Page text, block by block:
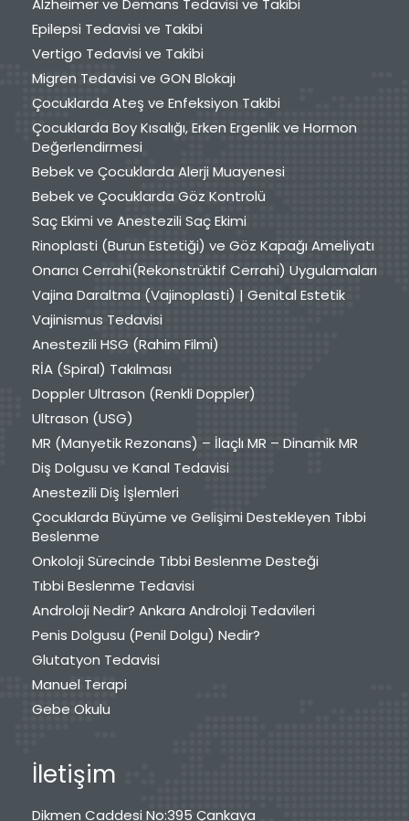
Alzheimer ve Demans Tedavisi ve Takibi
Epilepsi Tedavisi ve Takibi
Vertigo Tedavisi ve Takibi
Migren Tedavisi ve GON Blokajı
Çocuklarda Ateş ve Enfeksiyon Takibi
Çocuklarda Boy Kısalığı, Erken Ergenlik ve Hormon
Değerlendirmesi
Bebek ve Çocuklarda Alerji Muayenesi
Bebek ve Çocuklarda Göz Kontrolü
Saç Ekimi ve Anestezili Saç Ekimi
Rinoplasti (Burun Estetiği) ve Göz Kapağı Ameliyatı
Onarıcı Cerrahi(Rekonstrüktif Cerrahi) Uygulamaları
Vajina Daraltma (Vajinoplasti) | Genital Estetik
Vajinismus Tedavisi
Anestezili HSG (Rahim Filmi)
RİA (Spiral) Takılması
Doppler Ultrason (Renkli Doppler)
Ultrason (USG)
MR (Manyetik Rezonans) – İlaçlı MR – Dinamik MR
Diş Dolgusu ve Kanal Tedavisi
Anestezili Diş İşlemleri
Çocuklarda Büyüme ve Gelişimi Destekleyen Tıbbi
Beslenme
Onkoloji Sürecinde Tıbbi Beslenme Desteği
Tıbbi Beslenme Tedavisi
Androloji Nedir? Ankara Androloji Tedavileri
Penis Dolgusu (Penil Dolgu) Nedir?
Glutatyon Tedavisi
Manuel Terapi
Gebe Okulu
İletişim
Dikmen Caddesi No:395 Çankaya